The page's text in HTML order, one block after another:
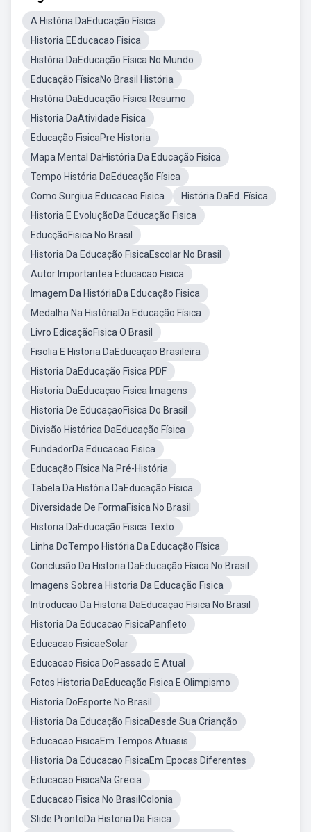
A História DaEducação Física
Historia EEducacao Fisica
História DaEducação Física No Mundo
Educação FísicaNo Brasil História
História DaEducação Física Resumo
Historia DaAtividade Fisica
Educação FisicaPre Historia
Mapa Mental DaHistória Da Educação Fisica
Tempo História DaEducação Física
Como Surgiua Educacao Fisica
História DaEd. Física
Historia E EvoluçãoDa Educação Fisica
EducçãoFisica No Brasil
Historia Da Educação FisicaEscolar No Brasil
Autor Importantea Educacao Fisica
Imagem Da HistóriaDa Educação Fisica
Medalha Na HistóriaDa Educação Física
Livro EdicaçãoFisica O Brasil
Fisolia E Historia DaEducaçao Brasileira
Historia DaEducação Fisica PDF
Historia DaEducaçao Fisica Imagens
Historia De EducaçaoFisica Do Brasil
Divisão Histórica DaEducação Física
FundadorDa Educacao Fisica
Educação Física Na Pré-História
Tabela Da História DaEducação Física
Diversidade De FormaFisica No Brasil
Historia DaEducação Fisica Texto
Linha DoTempo História Da Educação Física
Conclusão Da Historia DaEducação Física No Brasil
Imagens Sobrea Historia Da Educação Fisica
Introducao Da Historia DaEducaçao Fisica No Brasil
Historia Da Educacao FisicaPanfleto
Educacao FisicaeSolar
Educacao Fisica DoPassado E Atual
Fotos Historia DaEducação Fisica E Olimpismo
Historia DoEsporte No Brasil
Historia Da Educação FisicaDesde Sua Crianção
Educacao FisicaEm Tempos Atuasis
Historia Da Educacao FisicaEm Epocas Diferentes
Educacao FisicaNa Grecia
Educacao Fisica No BrasilColonia
Slide ProntoDa Historia Da Fisica